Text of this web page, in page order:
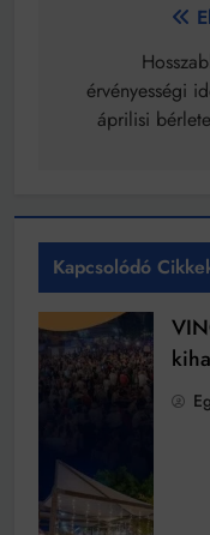
Bejegyzés
navigáció
érvényességi
áprilisi
Kapcsolódó